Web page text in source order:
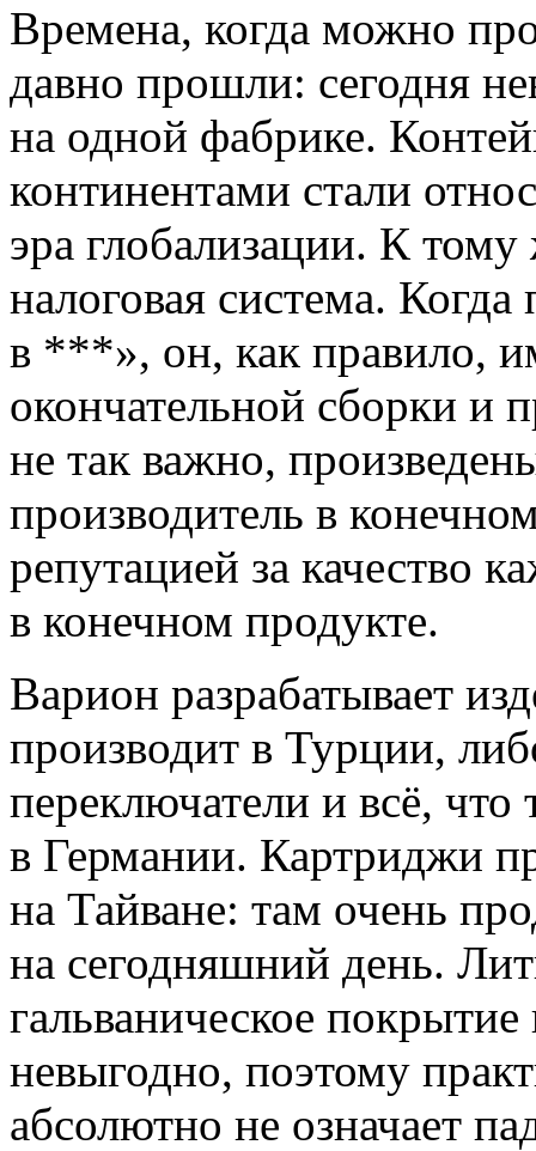
Времена, когда можно
давно прошли: сегодня
на одной фабрике.
континентами стали
эра глобализации. К
налоговая система.
в ***», он, как правило,
окончательной сборки и
не так важно,
производитель в
репутацией за качество
в конечном продукте.
Варион разрабатывает
производит в Турции,
переключатели и всё, что
в Германии. Картриджи
на Тайване: там очень
на сегодняшний день.
гальваническое
невыгодно, поэтому
абсолютно не означает